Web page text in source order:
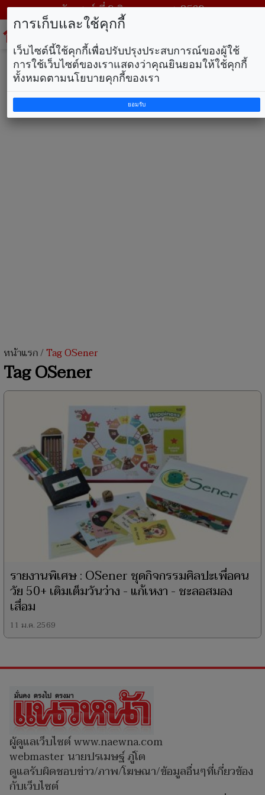
วันเสาร์ ที่ 8 สิงหาคม พ.ศ. 2569
หน้าแรก/Tag OSener
Tag OSener
รายงานพิเศษ : OSener ชุดกิจกรรมศิลปะเพื่อคน
วัย 50+ เติมเต็มวันว่าง - แก้เหงา - ชะลอสมอง
เสื่อม
11 ม.ค. 2569
ผู้ดูแลเว็บไซต์ www.naewna.com
webmaster นายปรเมษฐ์ ภู่โต
ดูแลรับผิดชอบข่าว/ภาพ/โฆษณา/ข้อมูลอื่นๆที่เกี่ยวข้อง
กับเว็บไซต์
การเก็บและใช้คุกกี้
เว็บไซต์นี้ใช้คุกกี้เพื่อปรับปรุงประสบการณ์ของผู้ใช้
การใช้เว็บไซต์ของเราแสดงว่าคุณยินยอมให้ใช้คุกกี้
ทั้งหมดตามนโยบายคุกกี้ของเรา
ยอมรับ